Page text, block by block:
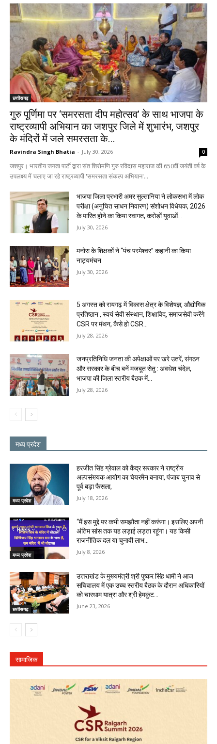
छत्तीसगढ़
गुरु पूर्णिमा पर ‘समरसता दीप महोत्सव’ के साथ भाजपा के
राष्ट्रव्यापी अभियान का जशपुर जिले में शुभारंभ, जशपुर
के मंदिरों में जले समरसता के...
Ravindra Singh Bhatia - July 30, 2026 0
जशपुर। भारतीय जनता पार्टी द्वारा संत शिरोमणि गुरु रविदास महाराज की 650वीं जयंती वर्ष के
उपलक्ष्य में चलाए जा रहे राष्ट्रव्यापी 'समरसता संकल्प अभियान'...
भाजपा जिला प्रभारी अमर सुल्तानिया ने लोकसभा में लोक
परीक्षा (अनुचित साधन निवारण) संशोधन विधेयक, 2026
के पारित होने का किया स्वागत, करोड़ों युवाओं...
July 30, 2026
मनोरा के शिक्षकों ने “पंच परमेश्वर” कहानी का किया
नाट्यमंचन
July 30, 2026
5 अगस्त को रायगढ़ में विकास क्षेत्र के विशेषज्ञ, औद्योगिक
प्रतिष्ठान , स्वयं सेवी संस्थान, शिक्षाविद्, समाजसेवी करेंगे
CSR पर मंथन, कैसे हो CSR...
July 28, 2026
जनप्रतिनिधि जनता की अपेक्षाओं पर खरे उतरें, संगठन
और सरकार के बीच बनें मजबूत सेतु : अवधेश चंदेल,
भाजपा की जिला स्तरीय बैठक में...
July 28, 2026
मध्य प्रदेश
मध्य प्रदेश
हरजीत सिंह ग्रेवाल को केंद्र सरकार ने राष्ट्रीय
अल्पसंख्यक आयोग का चेयरमैन बनाया, पंजाब चुनाव से
पूर्व बड़ा फैसला,
July 18, 2026
मध्य प्रदेश
“मैं इस मुद्दे पर कभी समझौता नहीं करूंगा। इसलिए अपनी
अंतिम सांस तक यह लड़ाई लड़ता रहूंगा। यह किसी
राजनीतिक दल या चुनावी लाभ...
July 8, 2026
छत्तीसगढ़
उत्तराखंड के मुख्यमंत्री श्री पुष्कर सिंह धामी ने आज
सचिवालय में एक उच्च स्तरीय बैठक के दौरान अधिकारियों
को चारधाम यात्रा और श्री हेमकुंट...
June 23, 2026
सामाजिक